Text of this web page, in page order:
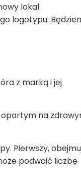
lokal
logotypu.
z marką i jej
opartym na
Pierwszy,
podwoić liczbę